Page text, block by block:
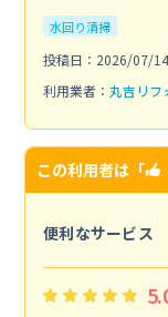
水回り清掃
投稿日：2026/07/14
利用業者： 丸吉リフ
この利用者は「
便利なサービス